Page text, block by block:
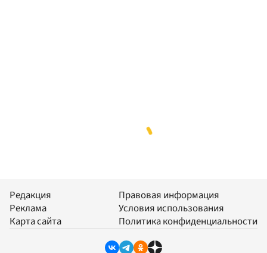
Редакция
Реклама
Карта сайта
Правовая информация
Условия использования
Политика конфиденциальности